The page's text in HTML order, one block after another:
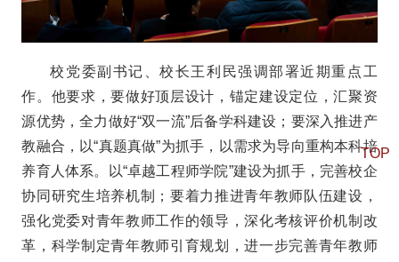
校党委副书记、校长王利民强调部署近期重点工
作。他要求，要做好顶层设计，锚定建设定位，汇聚资
源优势，全力做好“双一流”后备学科建设；要深入推进产
教融合，以“真题真做”为抓手，以需求为导向重构本科培
养育人体系。以“卓越工程师学院”建设为抓手，完善校企
协同研究生培养机制；要着力推进青年教师队伍建设，
强化党委对青年教师工作的领导，深化考核评价机制改
革，科学制定青年教师引育规划，进一步完善青年教师
TOP